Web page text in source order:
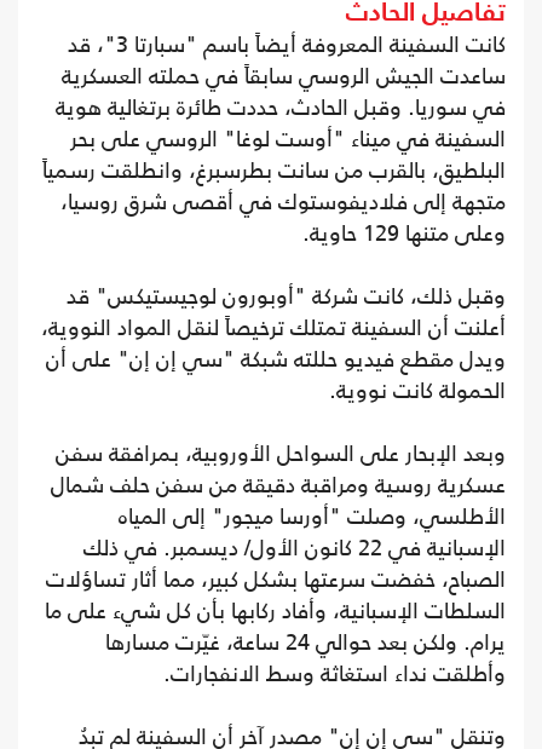
تفاصيل الحادث
كانت السفينة المعروفة أيضاً باسم "سبارتا 3"، قد
ساعدت الجيش الروسي سابقاً في حملته العسكرية
في سوريا. وقبل الحادث، حددت طائرة برتغالية هوية
السفينة في ميناء "أوست لوغا" الروسي على بحر
البلطيق، بالقرب من سانت بطرسبرغ، وانطلقت رسمياً
متجهة إلى فلاديفوستوك في أقصى شرق روسيا،
وعلى متنها 129 حاوية.
وقبل ذلك، كانت شركة "أوبورون لوجيستيكس" قد
أعلنت أن السفينة تمتلك ترخيصاً لنقل المواد النووية،
ويدل مقطع فيديو حللته شبكة "سي إن إن" على أن
الحمولة كانت نووية.
وبعد الإبحار على السواحل الأوروبية، بمرافقة سفن
عسكرية روسية ومراقبة دقيقة من سفن حلف شمال
الأطلسي، وصلت "أورسا ميجور" إلى المياه
الإسبانية في 22 كانون الأول/ ديسمبر. في ذلك
الصباح، خفضت سرعتها بشكل كبير، مما أثار تساؤلات
السلطات الإسبانية، وأفاد ركابها بأن كل شيء على ما
يرام. ولكن بعد حوالي 24 ساعة، غيّرت مسارها
وأطلقت نداء استغاثة وسط الانفجارات.
وتنقل "سي إن إن" مصدر آخر أن السفينة لم تبدُ